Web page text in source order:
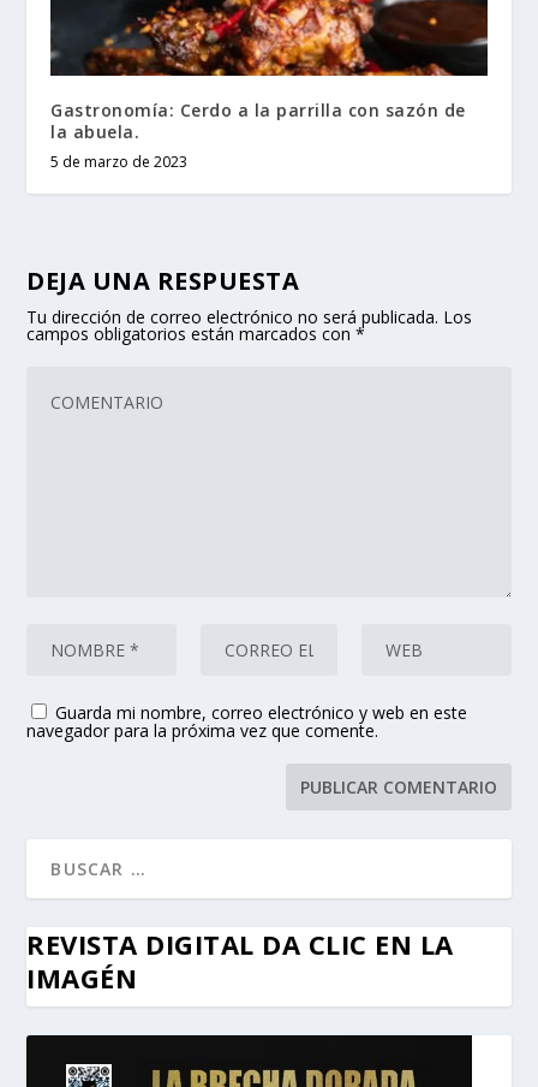
Gastronomía: Cerdo a la parrilla con sazón de
la abuela.
5 de marzo de 2023
DEJA UNA RESPUESTA
Tu dirección de correo electrónico no será publicada. Los
campos obligatorios están marcados con*
Guarda mi nombre, correo electrónico y web en este
navegador para la próxima vez que comente.
REVISTA DIGITAL DA CLIC EN LA
IMAGÉN